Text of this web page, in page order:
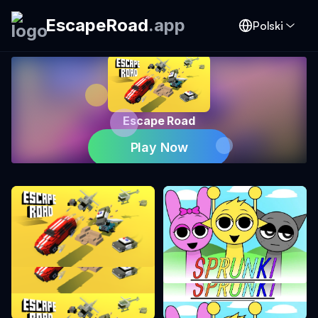
EscapeRoad.app Polski
Escape Road
Play Now
Droga Ucieczki
Sprunki Incredibox Mode